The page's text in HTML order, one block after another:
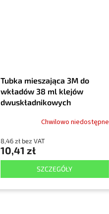
Tubka mieszająca 3M do
wkładów 38 ml klejów
dwuskładnikowych
Chwilowo niedostępne
8,46 zł bez VAT
10,41 zł
SZCZEGÓŁY